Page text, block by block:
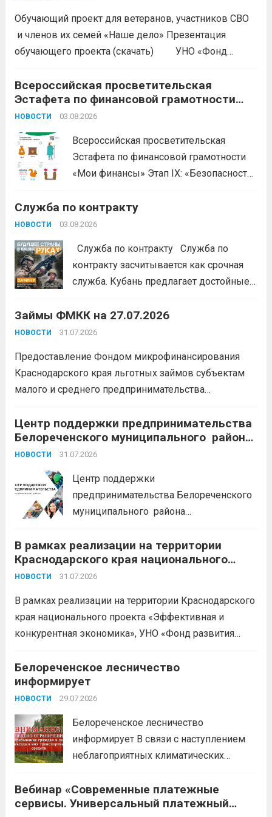
Обучающий проект для ветеранов, участников СВО
и членов их семей «Наше дело» Презентация
обучающего проекта (скачать) УНО «Фонд
продолжается прием заявок на бесплатное участие в
обучающем проекте «Наше дело». Обучение
ориентировано на ветеранов боевых...
Всероссийская просветительская
Эстафета по финансовой грамотности
«Мои финансы»
НОВОСТИ 03.08.2026
Всероссийская просветительская
Эстафета по финансовой грамотности
«Мои финансы» Этап IX: «Безопасность
портале: моифинансы.рф
#ЭстафетаМоиФинансы
Служба по контракту
НОВОСТИ 03.08.2026
Служба по контракту Служба по
контракту засчитывается как срочная
служба. Кубань предлагает достойные
защиту Отечества:
единовременно;
каникулы;
сохранение места...
дальше
Займы ФМКК на 27.07.2026
НОВОСТИ 31.07.2026
Предоставление Фондом микрофинансирования
Краснодарского края льготных займов субъектам
малого и среднего предпринимательства
5 млн. рублей Срок от 7 мес. до 36 мес. Процентная
ставка 0,1- 8,15 % годовых Возможно установление
льготного периода...
Центр поддержки предпринимательства
Белореченского муниципального района
Краснодарского края приглашает на
НОВОСТИ 31.07.2026
Центр поддержки
предпринимательства Белореченского
муниципального района
БЕСПЛАТНЫЕ КОНСУЛЬТАЦИИ
Бухгалтерский учет и заполнение
деклараций; Трудовое
планирование и правовое обеспечение;
Микрозаймы для предпринимателей по
В рамках реализации на территории
Краснодарского края национального
проекта «Эффективная и конкурентная
НОВОСТИ 31.07.2026
В рамках реализации на территории Краснодарского
края национального проекта «Эффективная и
конкурентная экономика», УНО «Фонд развития
доступных мерах поддержки субъектов малого и
среднего предпринимательства и граждан,
желающих вести бизнес.
Белореченское лесничество
информирует
НОВОСТИ 29.07.2026
Белореченское лесничество
информирует В связи с наступлением
неблагоприятных климатических
воздуха, отсутствие осадков,
порывистый ветер), в целях
Вебинар «Современные платежные
сервисы. Универсальный платежный